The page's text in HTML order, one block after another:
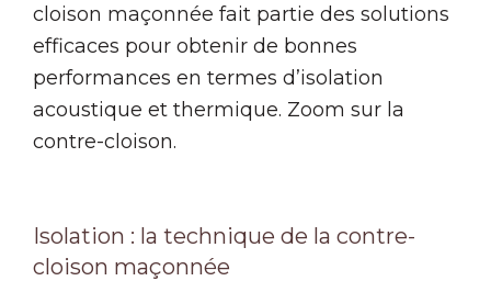
cloison maçonnée fait partie des solutions
efficaces pour obtenir de bonnes
performances en termes d’isolation
acoustique et thermique. Zoom sur la
contre-cloison.
Isolation : la technique de la contre-
cloison maçonnée